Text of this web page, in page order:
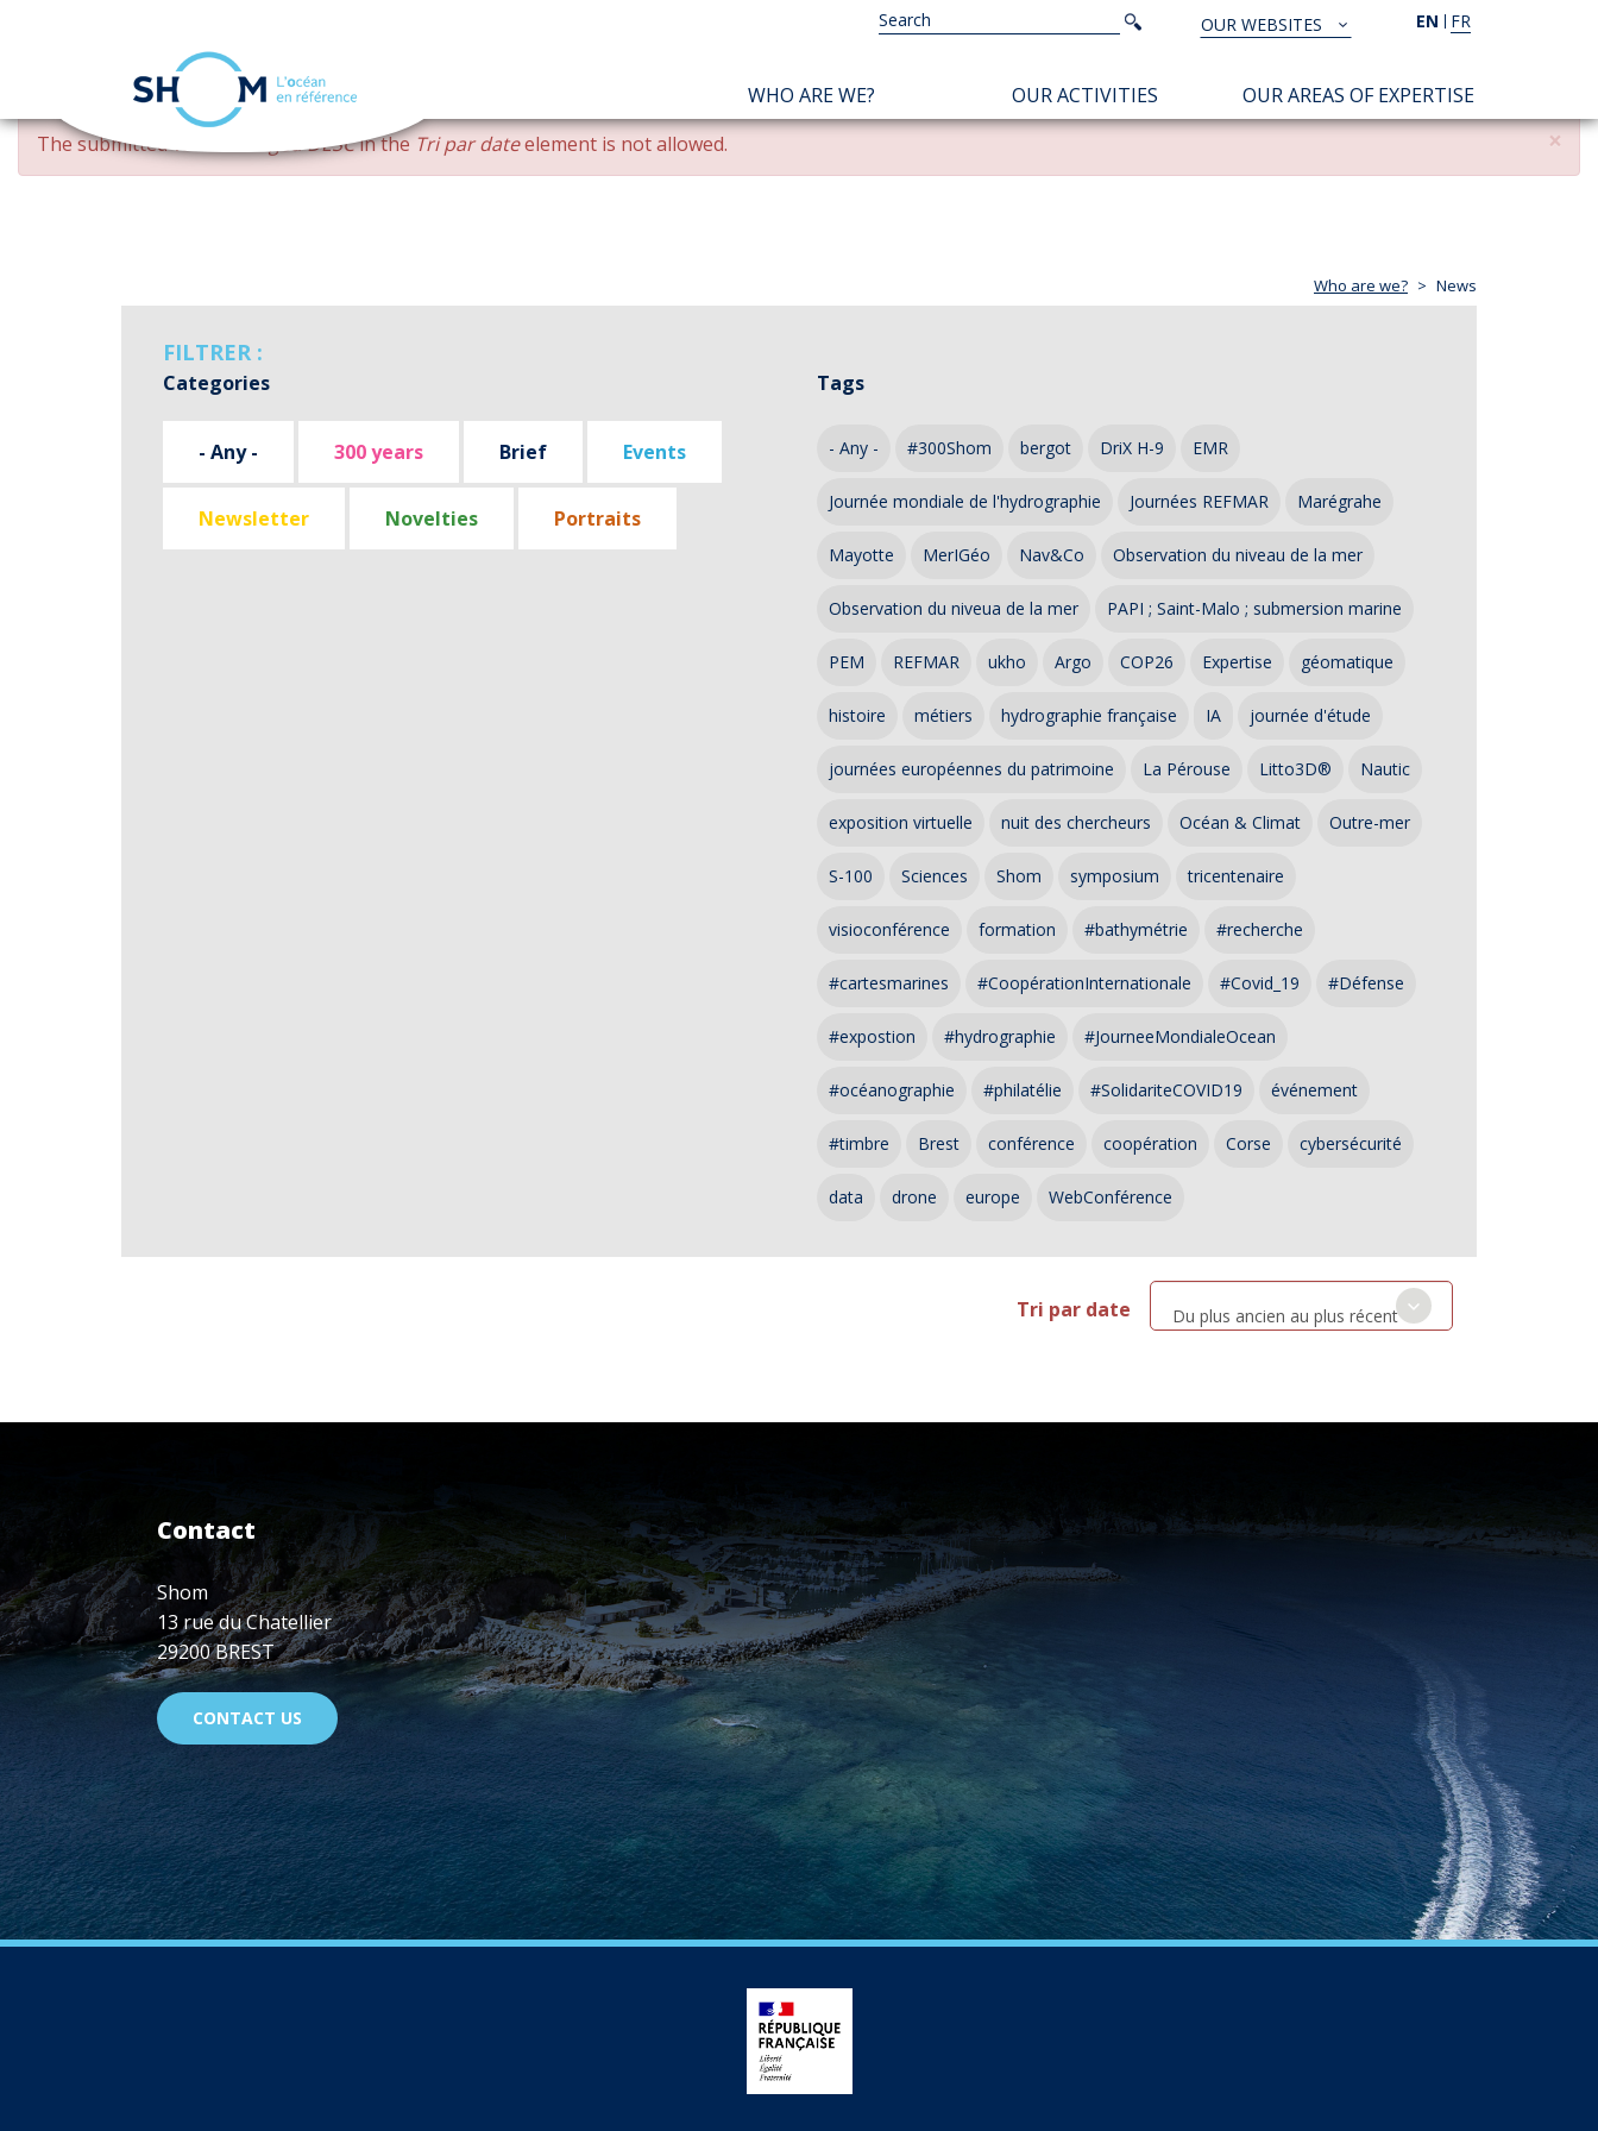
Skip
main
EN FR
TOUS
NOS
SITES
OUR WEBSITES
Search
Search
NAVIGATION
PRINCIPALE
WHO ARE WE? OUR ACTIVITIES OUR AREAS OF EXPERTISE
×
ERROR
MESSAGE
The submitted value changed DESCin theTri par dateelement is not allowed.
Who are we? News
FILTRER :
Categories
- Any - 300 years Brief Events
Newsletter Novelties Portraits
Tags
- Any - #300Shom bergot DriX H-9 EMR
Journée mondiale de l'hydrographie Journées REFMAR Marégrahe
Mayotte MerIGéo Nav&Co Observation du niveau de la mer
Observation du niveua de la mer PAPI ; Saint-Malo ; submersion marine
PEM REFMAR ukho Argo COP26 Expertise géomatique
histoire métiers hydrographie française IA journée d'étude
journées européennes du patrimoine La Pérouse Litto3D® Nautic
exposition virtuelle nuit des chercheurs Océan & Climat Outre-mer
S-100 Sciences Shom symposium tricentenaire
visioconférence formation #bathymétrie #recherche
#cartesmarines #CoopérationInternationale #Covid_19 #Défense
#expostion #hydrographie #JourneeMondialeOcean
#océanographie #philatélie #SolidariteCOVID19 événement
#timbre Brest conférence coopération Corse cybersécurité
data drone europe WebConférence
Tri par date Du plus ancien au plus récent
Contact
Shom
13 rue du Chatellier
29200 BREST
CONTACT US